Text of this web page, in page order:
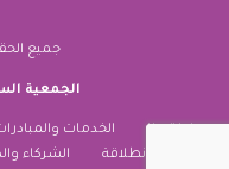
جميع
الجمعية
نبذة عنا الخدمات
منارة الانطلاقة
الشركاء